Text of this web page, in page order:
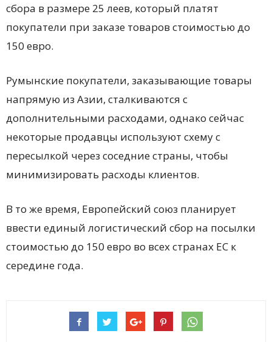
сбора в размере 25 леев, который платят
покупатели при заказе товаров стоимостью до
150 евро.
Румынские покупатели, заказывающие товары
напрямую из Азии, сталкиваются с
дополнительными расходами, однако сейчас
некоторые продавцы используют схему с
пересылкой через соседние страны, чтобы
минимизировать расходы клиентов.
В то же время, Европейский союз планирует
ввести единый логистический сбор на посылки
стоимостью до 150 евро во всех странах ЕС к
середине года.